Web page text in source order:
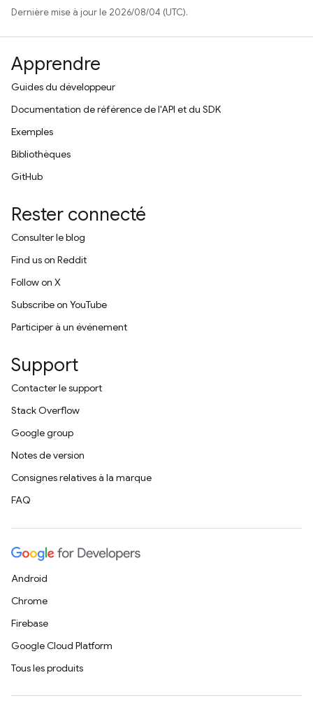
Dernière mise à jour le 2026/08/04 (UTC).
Apprendre
Guides du développeur
Documentation de référence de l'API et du SDK
Exemples
Bibliothèques
GitHub
Rester connecté
Consulter le blog
Find us on Reddit
Follow on X
Subscribe on YouTube
Participer à un événement
Support
Contacter le support
Stack Overflow
Google group
Notes de version
Consignes relatives à la marque
FAQ
Android
Chrome
Firebase
Google Cloud Platform
Tous les produits